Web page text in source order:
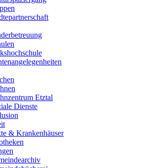
Etztal
Dienste
& Krankenhäuser